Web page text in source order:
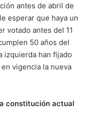
antes de abril de
esperar que haya un
votado antes del 11
50 años del
izquierda han fijado
vigencia la nueva
constitución actual